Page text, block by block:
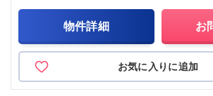
物件詳細 お
お気に入りに追加